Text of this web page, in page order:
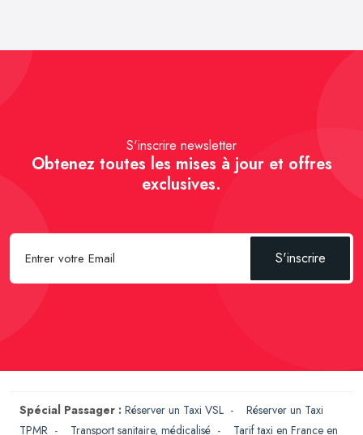
S'inscrire newsletter
Obtenez toutes les mises à jour et offres
exclusives.
S'inscrire
Spécial Passager : Réserver un Taxi VSL - Réserver un Taxi
TPMR - Transport sanitaire, médicalisé - Tarif taxi en France en